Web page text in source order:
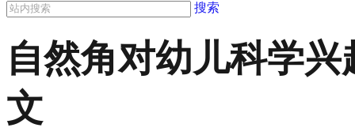
搜索
自然角对幼儿科学
文